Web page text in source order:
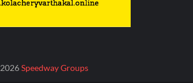
2026Speedway Groups